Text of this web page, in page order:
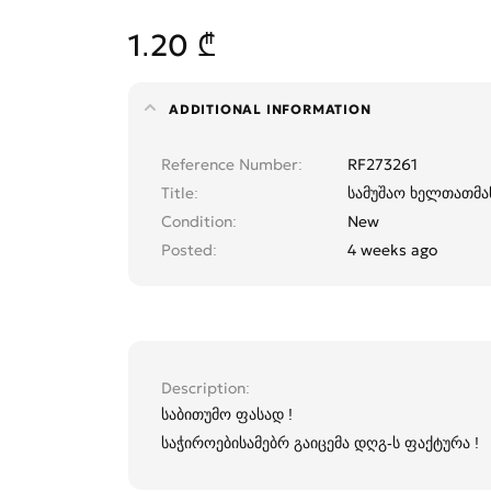
1.20 ₾
ADDITIONAL INFORMATION
Reference Number
RF273261
Title
სამუშაო
Condition
New
Posted
4 weeks ago
Description
საბითუმო ფასად !
საჭიროებისამებრ გაიცემა დღგ-ს ფაქტურა !